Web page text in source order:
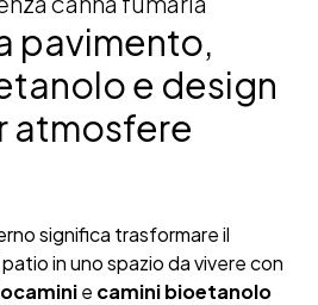
pavimento,
e design
atmosfere
significa trasformare il
in uno spazio da vivere con
e camini bioetanolo